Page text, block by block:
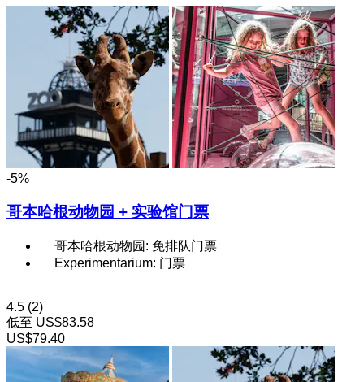
-5%
哥本哈根动物园 + 实验馆门票
哥本哈根动物园: 免排队门票
Experimentarium: 门票
4.5 (2)
低至 US$83.58
US$79.40